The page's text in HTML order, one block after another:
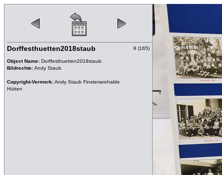
Dorffesthuetten2018staub
Object Name: Dorffesthuetten2018staub
Bildrechte:Andy Staub
Copyright-Vermerk:Andy Staub Finsterseehalde
Hütten
9 (165)